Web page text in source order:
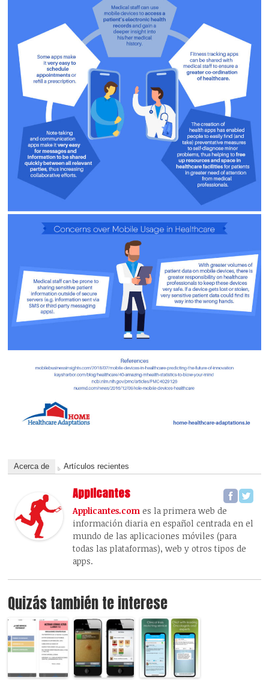
Acerca de Artículos recientes
Applicantes
Applicantes.com es la primera web de
información diaria en español centrada en el
mundo de las aplicaciones móviles (para
todas las plataformas), web y otros tipos de
apps.
Quizás también te interese